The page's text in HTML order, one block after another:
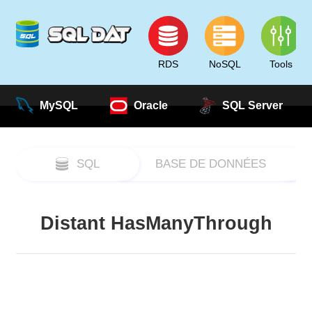
RDS NoSQL Tools
MySQL Oracle SQL Server
SQL BASE DE DONNÉES
Distant HasManyThrough